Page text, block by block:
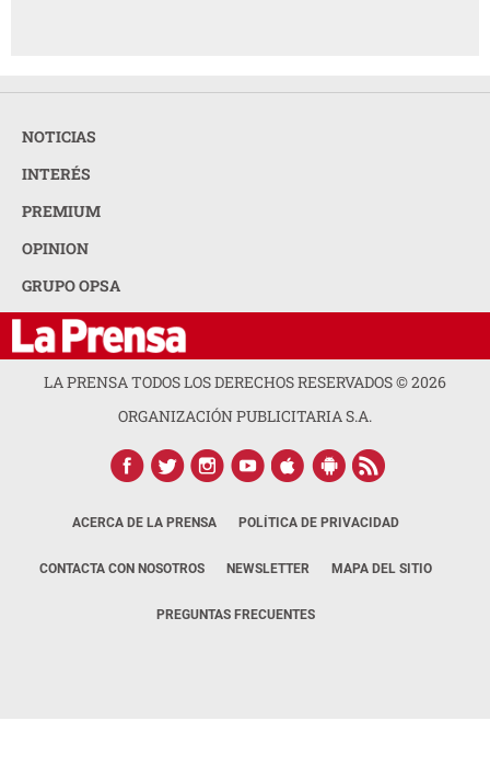
NOTICIAS
INTERÉS
PREMIUM
OPINION
GRUPO OPSA
LA PRENSA TODOS LOS DERECHOS RESERVADOS ©2026
ORGANIZACIÓN PUBLICITARIA S.A.
ACERCA DE LA PRENSA POLÍTICA DE PRIVACIDAD
CONTACTA CON NOSOTROS NEWSLETTER MAPA DEL SITIO
PREGUNTAS FRECUENTES